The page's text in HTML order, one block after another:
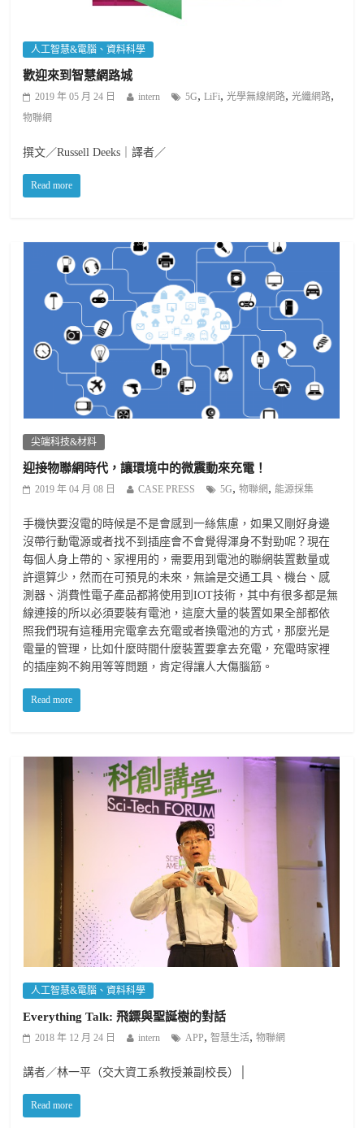
人工智慧&電腦、資料科學
歡迎來到智慧網路城
2019 年 05 月 24 日 intern 5G,LiFi,光學無線網路,光纖網路,
物聯網
撰文／Russell Deeks｜譯者／
Read more
尖端科技&材料
迎接物聯網時代，讓環境中的微震動來充電！
2019 年 04 月 08 日 CASE PRESS 5G,物聯網, 能源採集
手機快要沒電的時候是不是會感到一絲焦慮，如果又剛好身邊
沒帶行動電源或者找不到插座會不會覺得渾身不對勁呢？現在
每個人身上帶的、家裡用的，需要用到電池的聯網裝置數量或
許還算少，然而在可預見的未來，無論是交通工具、機台、感
測器、消費性電子產品都將使用到IOT技術，其中有很多都是無
線連接的所以必須要裝有電池，這麼大量的裝置如果全部都依
照我們現有這種用完電拿去充電或者換電池的方式，那麼光是
電量的管理，比如什麼時間什麼裝置要拿去充電，充電時家裡
的插座夠不夠用等等問題，肯定得讓人大傷腦筋。
Read more
人工智慧&電腦、資料科學
Everything Talk: 飛鏢與聖誕樹的對話
2018 年 12 月 24 日 intern APP,智慧生活,物聯網
講者／林一平（交大資工系教授兼副校長）│
Read more